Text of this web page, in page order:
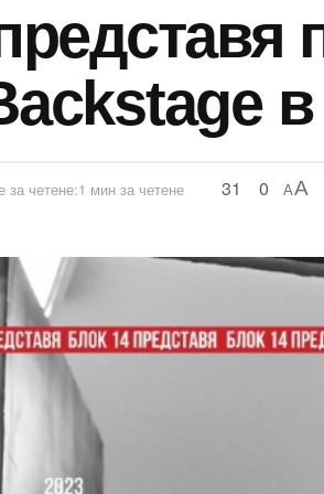
в
за четене:1 мин за четене 31 0 AA